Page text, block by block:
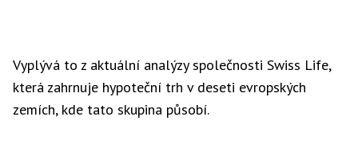
Vyplývá to z aktuální analýzy společnosti Swiss Life,
která zahrnuje hypoteční trh v deseti evropských
zemích, kde tato skupina působí.